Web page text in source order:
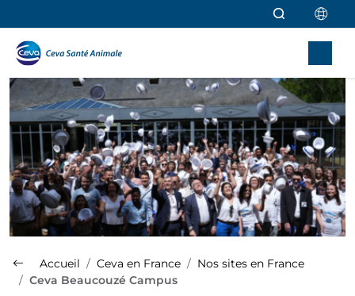
Accueil Ceva en France
Nos sites en France
Ceva Beaucouzé Campus